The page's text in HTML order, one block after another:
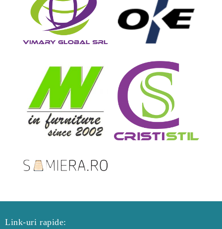
Link-uri rapide: